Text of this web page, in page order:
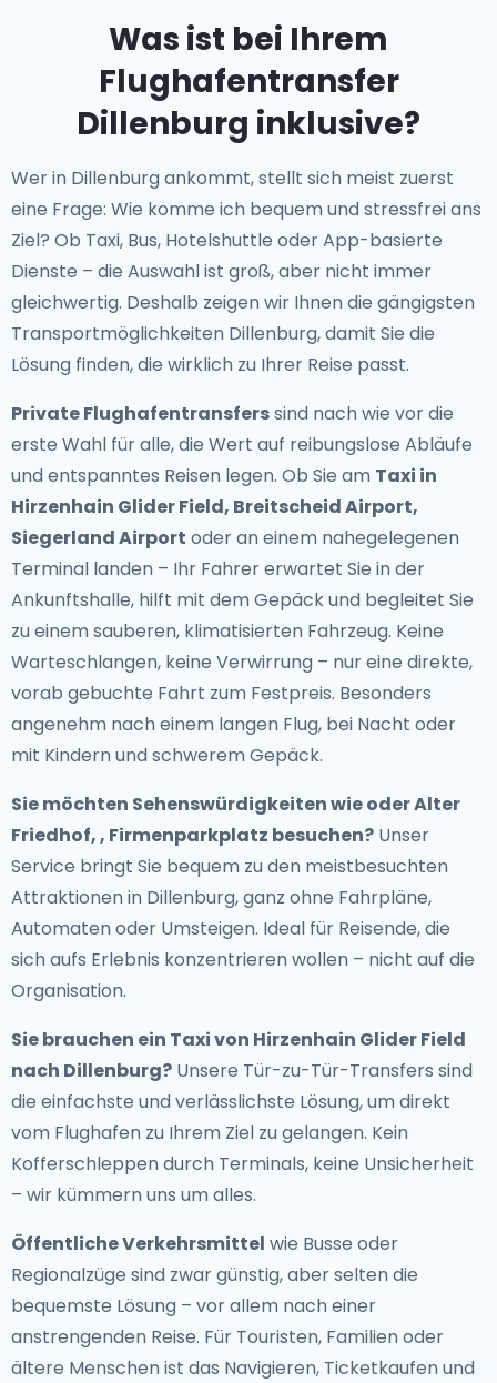
Was ist bei Ihrem
Flughafentransfer
Dillenburg inklusive?
Wer in Dillenburg ankommt, stellt sich meist zuerst
eine Frage: Wie komme ich bequem und stressfrei ans
Ziel? Ob Taxi, Bus, Hotelshuttle oder App-basierte
Dienste – die Auswahl ist groß, aber nicht immer
gleichwertig. Deshalb zeigen wir Ihnen die gängigsten
Transportmöglichkeiten Dillenburg, damit Sie die
Lösung finden, die wirklich zu Ihrer Reise passt.
Private Flughafentransferssind nach wie vor die
erste Wahl für alle, die Wert auf reibungslose Abläufe
und entspanntes Reisen legen. Ob Sie am Taxi in
Hirzenhain Glider Field, Breitscheid Airport,
Siegerland Airport oder an einem nahegelegenen
Terminal landen – Ihr Fahrer erwartet Sie in der
Ankunftshalle, hilft mit dem Gepäck und begleitet Sie
zu einem sauberen, klimatisierten Fahrzeug. Keine
Warteschlangen, keine Verwirrung – nur eine direkte,
vorab gebuchte Fahrt zum Festpreis. Besonders
angenehm nach einem langen Flug, bei Nacht oder
mit Kindern und schwerem Gepäck.
Sie möchten Sehenswürdigkeiten wie oder Alter
Friedhof, , Firmenparkplatz besuchen? Unser
Service bringt Sie bequem zu den meistbesuchten
Attraktionen in Dillenburg, ganz ohne Fahrpläne,
Automaten oder Umsteigen. Ideal für Reisende, die
sich aufs Erlebnis konzentrieren wollen – nicht auf die
Organisation.
Sie brauchen ein Taxi von Hirzenhain Glider Field
nach Dillenburg? Unsere Tür-zu-Tür-Transfers sind
die einfachste und verlässlichste Lösung, um direkt
vom Flughafen zu Ihrem Ziel zu gelangen. Kein
Kofferschleppen durch Terminals, keine Unsicherheit
– wir kümmern uns um alles.
Öffentliche Verkehrsmittel wie Busse oder
Regionalzüge sind zwar günstig, aber selten die
bequemste Lösung – vor allem nach einer
anstrengenden Reise. Für Touristen, Familien oder
ältere Menschen ist das Navigieren, Ticketkaufen und